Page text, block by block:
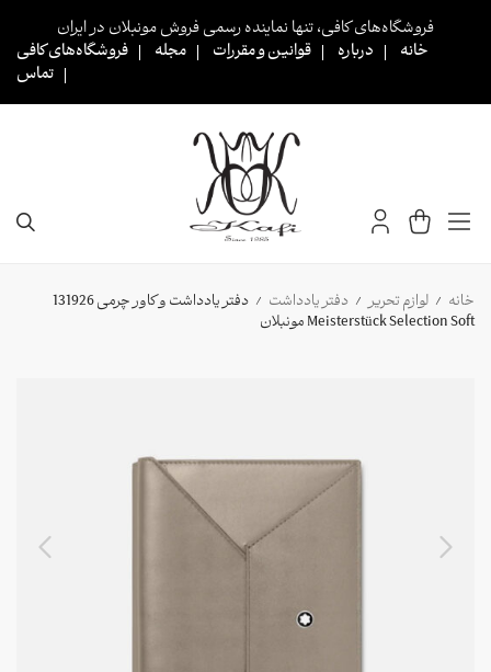
فروشگاه‌های کافی، تنها نماینده رسمی فروش مونبلان در ایران
خانه
درباره قوانین و مقررات مجله
فروشگاه‌های کافی
تماس
خانه / لوازم تحریر / دفتر یادداشت /
دفتر یادداشت و کاور چرمی 131926
Meisterstück Selection Soft مونبلان